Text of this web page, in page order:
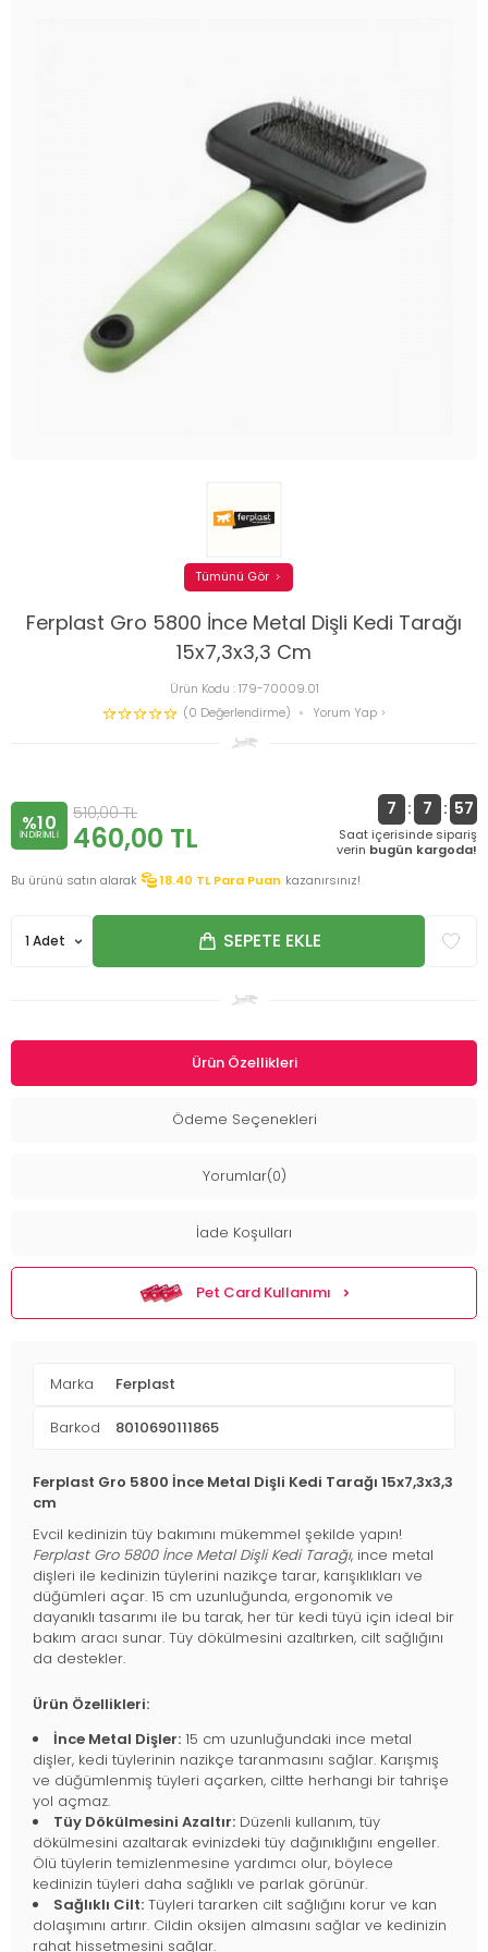
Ferplast Gro 5800 İnce Metal Dişli Kedi Tarağı
15x7,3x3,3 Cm
Ürün Kodu :179-70009.01
(0 Değerlendirme)
Yorum Yap
Tümünü Gör
%10
INDIRIMLI
510,00TL
460,00 TL
7 : 7 : 57
Saat içerisinde sipariş
verin bugün kargoda!
Bu ürünü satın alarak
18.40 TL Para Puan kazanırsınız!
SEPETE EKLE
Ürün Özellikleri
Ödeme Seçenekleri
Yorumlar(0)
İade Koşulları
Pet Card Kullanımı
Marka Ferplast
Barkod 8010690111865
Ferplast Gro 5800 İnce Metal Dişli Kedi Tarağı 15x7,3x3,3
cm
Evcil kedinizin tüy bakımını mükemmel şekilde yapın!
Ferplast Gro 5800 İnce Metal Dişli Kedi Tarağı, ince metal
dişleri ile kedinizin tüylerini nazikçe tarar, karışıklıkları ve
düğümleri açar. 15 cm uzunluğunda, ergonomik ve
dayanıklı tasarımı ile bu tarak, her tür kedi tüyü için ideal bir
bakım aracı sunar. Tüy dökülmesini azaltırken, cilt sağlığını
da destekler.
Ürün Özellikleri:
İnce Metal Dişler: 15 cm uzunluğundaki ince metal
dişler, kedi tüylerinin nazikçe taranmasını sağlar. Karışmış
ve düğümlenmiş tüyleri açarken, ciltte herhangi bir tahrişe
yol açmaz.
Tüy Dökülmesini Azaltır: Düzenli kullanım, tüy
dökülmesini azaltarak evinizdeki tüy dağınıklığını engeller.
Ölü tüylerin temizlenmesine yardımcı olur, böylece
kedinizin tüyleri daha sağlıklı ve parlak görünür.
Sağlıklı Cilt: Tüyleri tararken cilt sağlığını korur ve kan
dolaşımını artırır. Cildin oksijen almasını sağlar ve kedinizin
rahat hissetmesini sağlar.